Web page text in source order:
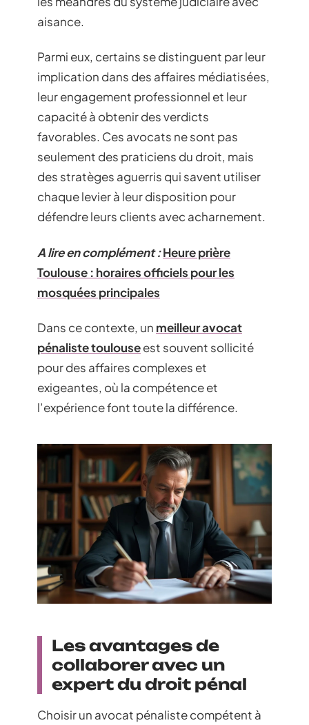
aisance.
Parmi eux, certains se distinguent par leur
implication dans des affaires médiatisées,
leur engagement professionnel et leur
capacité à obtenir des verdicts
favorables. Ces avocats ne sont pas
seulement des praticiens du droit, mais
des stratèges aguerris qui savent utiliser
chaque levier à leur disposition pour
défendre leurs clients avec acharnement.
A lire en complément :Heure prière
Toulouse : horaires officiels pour les
mosquées principales
Dans ce contexte, un meilleur avocat
pénaliste toulouseest souvent sollicité
pour des affaires complexes et
exigeantes, où la compétence et
l’expérience font toute la différence.
Les avantages de
collaborer avec un
expert du droit pénal
Choisir un avocat pénaliste compétent à